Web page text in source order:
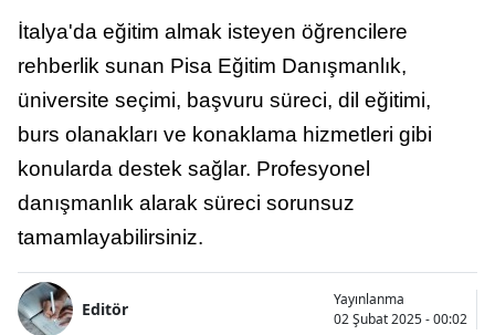
İtalya'da eğitim almak isteyen öğrencilere
rehberlik sunan Pisa Eğitim Danışmanlık,
üniversite seçimi, başvuru süreci, dil eğitimi,
burs olanakları ve konaklama hizmetleri gibi
konularda destek sağlar. Profesyonel
danışmanlık alarak süreci sorunsuz
tamamlayabilirsiniz.
Editör
Yayınlanma
02 Şubat 2025 - 00:02